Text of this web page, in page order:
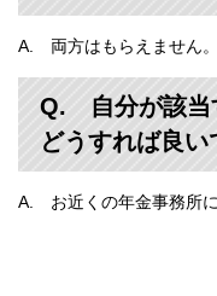
A. 両方はもらえません
Q. 自分が該当
どうすれば良い
A. お近くの年金事務所に